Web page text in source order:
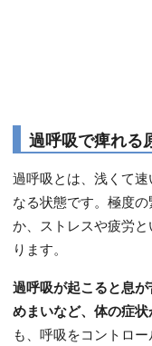
過呼吸で痺れる
過呼吸とは、浅くて
なる状態です。極度
か、ストレスや疲労
ります。
過呼吸が起こると息
めまいなど、体の症状
も、呼吸をコントロ